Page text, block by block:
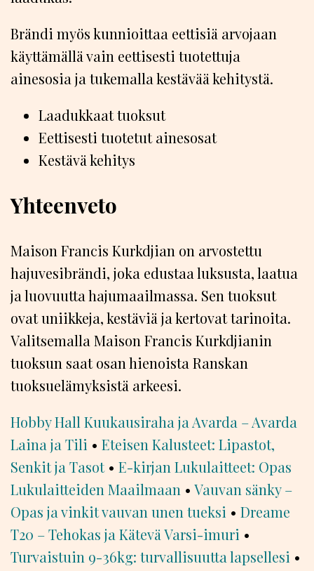
Brändi myös kunnioittaa eettisiä arvojaan
käyttämällä vain eettisesti tuotettuja
ainesosia ja tukemalla kestävää kehitystä.
Laadukkaat tuoksut
Eettisesti tuotetut ainesosat
Kestävä kehitys
Yhteenveto
Maison Francis Kurkdjian on arvostettu
hajuvesibrändi, joka edustaa luksusta, laatua
ja luovuutta hajumaailmassa. Sen tuoksut
ovat uniikkeja, kestäviä ja kertovat tarinoita.
Valitsemalla Maison Francis Kurkdjianin
tuoksun saat osan hienoista Ranskan
tuoksuelämyksistä arkeesi.
Hobby Hall Kuukausiraha ja Avarda – Avarda
Laina ja Tili • Eteisen Kalusteet: Lipastot,
Senkit ja Tasot• E-kirjan Lukulaitteet: Opas
Lukulaitteiden Maailmaan • Vauvan sänky –
Opas ja vinkit vauvan unen tueksi • Dreame
T20 – Tehokas ja Kätevä Varsi-imuri •
Turvaistuin 9-36kg: turvallisuutta lapsellesi •